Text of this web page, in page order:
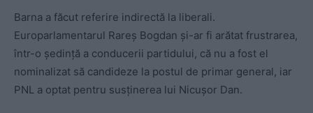
Barna a făcut referire indirectă la liberali.
Europarlamentarul Rareș Bogdan și-ar fi arătat frustrarea,
într-o ședință a conducerii partidului, că nu a fost el
nominalizat să candideze la postul de primar general, iar
PNL a optat pentru susținerea lui Nicușor Dan.